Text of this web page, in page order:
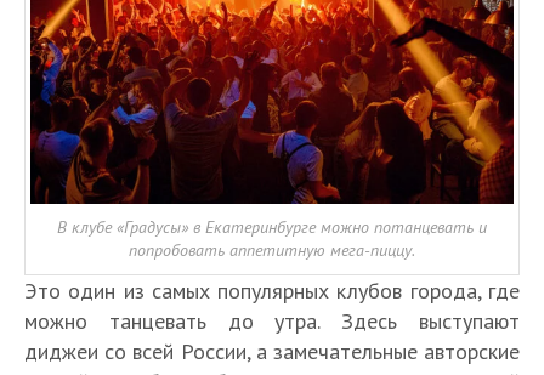
В клубе «Градусы» в Екатеринбурге можно потанцевать и
попробовать аппетитную мега-пиццу.
Это один из самых популярных клубов города, где
можно танцевать до утра. Здесь выступают
диджеи со всей России, а замечательные авторские